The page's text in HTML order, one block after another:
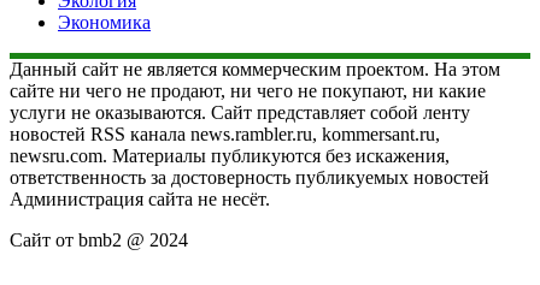
Экономика
Данный сайт не является коммерческим проектом. На этом
сайте ни чего не продают, ни чего не покупают, ни какие
услуги не оказываются. Сайт представляет собой ленту
новостей RSS канала news.rambler.ru, kommersant.ru,
newsru.com. Материалы публикуются без искажения,
ответственность за достоверность публикуемых новостей
Администрация сайта не несёт.
Сайт от bmb2 @ 2024